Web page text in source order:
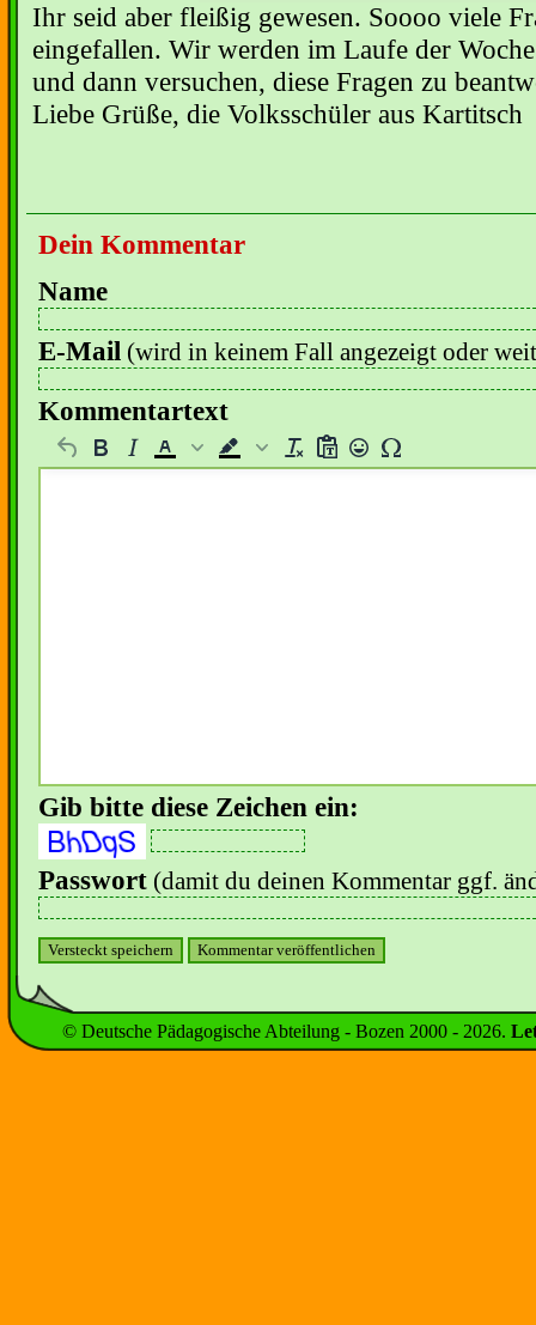
Ihr seid aber fleißig gewesen. Soooo viele
eingefallen. Wir werden im Laufe der
und dann versuchen, diese Fragen zu
Liebe Grüße, die Volksschüler aus Kartitsch
Dein Kommentar
Name
E-Mail (wird in keinem Fall angezeigt oder
Kommentartext
Gib bitte diese Zeichen ein:
Passwort (damit du deinen Kommentar ggf.
© Deutsche Pädagogische Abteilung - Bozen 2000 - 2026.